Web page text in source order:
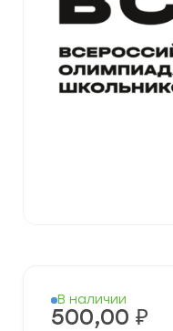
В наличии
500,00 ₽